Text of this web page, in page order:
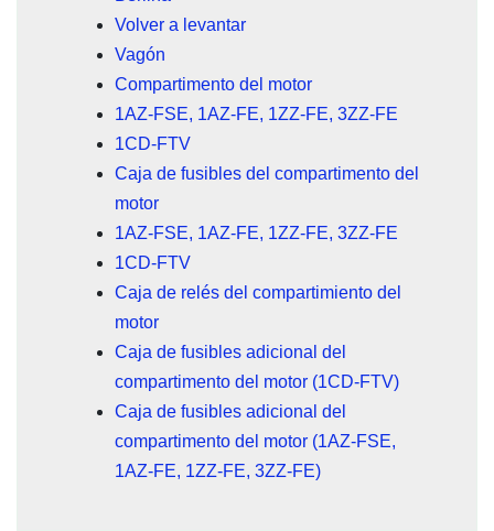
Volver a levantar
Vagón
Compartimento del motor
1AZ-FSE, 1AZ-FE, 1ZZ-FE, 3ZZ-FE
1CD-FTV
Caja de fusibles del compartimento del
motor
1AZ-FSE, 1AZ-FE, 1ZZ-FE, 3ZZ-FE
1CD-FTV
Caja de relés del compartimiento del
motor
Caja de fusibles adicional del
compartimento del motor (1CD-FTV)
Caja de fusibles adicional del
compartimento del motor (1AZ-FSE,
1AZ-FE, 1ZZ-FE, 3ZZ-FE)